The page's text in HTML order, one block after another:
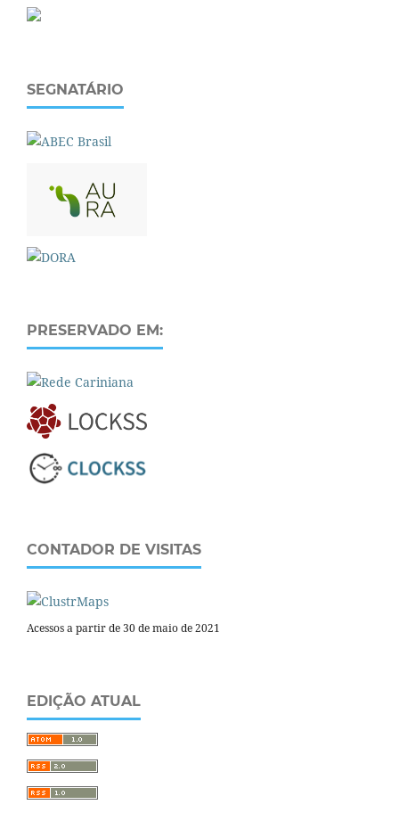
SEGNATÁRIO
PRESERVADO EM:
CONTADOR DE VISITAS
Acessos a partir de 30 de maio de 2021
EDIÇÃO ATUAL